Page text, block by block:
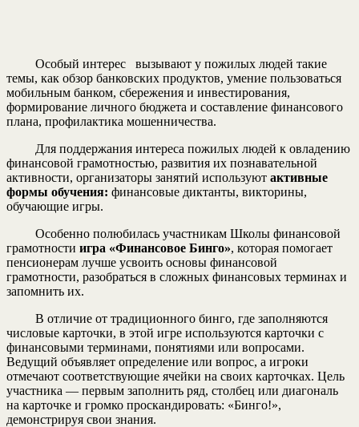
Особый интерес вызывают у пожилых людей такие
темы, как обзор банковских продуктов, умение пользоваться
мобильным банком, сбережения и инвестирования,
формирование личного бюджета и составление финансового
плана, профилактика мошенничества.
Для поддержания интереса пожилых людей к овладению
финансовой грамотностью, развития их познавательной
активности, организаторы занятий используют активные
формы обучения: финансовые диктанты, викторины,
обучающие игры.
Особенно полюбилась участникам Школы финансовой
грамотности игра «Финансовое Бинго», которая помогает
пенсионерам лучше усвоить основы финансовой
грамотности, разобраться в сложных финансовых терминах и
запомнить их.
В отличие от традиционного бинго, где заполняются
числовые карточки, в этой игре используются карточки с
финансовыми терминами, понятиями или вопросами.
Ведущий объявляет определение или вопрос, а игроки
отмечают соответствующие ячейки на своих карточках. Цель
участника — первым заполнить ряд, столбец или диагональ
на карточке и громко проскандировать: «Бинго!»,
демонстрируя свои знания.